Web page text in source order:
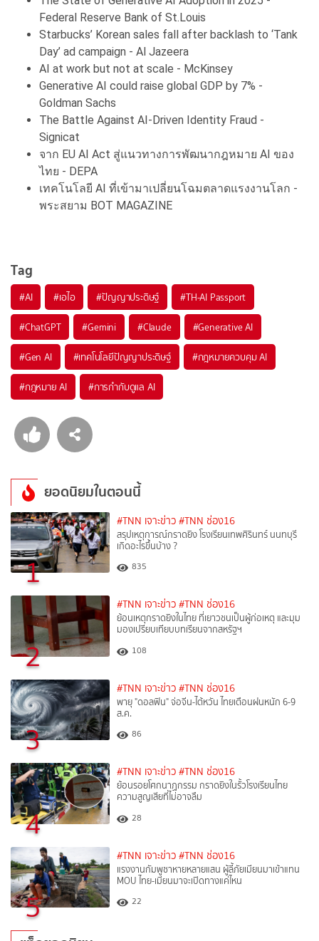
Federal Reserve Bank of St.Louis
Starbucks’ Korean sales fall after backlash to ‘Tank
Day’ ad campaign - Al Jazeera
AI at work but not at scale - McKinsey
Generative AI could raise global GDP by 7% -
Goldman Sachs
The Battle Against AI-Driven Identity Fraud -
Signicat
จาก EU AI Act สู่แนวทางการพัฒนากฎหมาย AI ของ
ไทย - DEPA
เทคโนโลยี AI ที่เข้ามาเปลี่ยนโฉมตลาดแรงงานโลก -
พระสยาม BOT MAGAZINE
Tag
#AI #เอไอ #ปัญญาประดิษฐ์ #TH-AI Passport
#ChatGPT #Gemini #Claude #Generative AI
#Gen AI #เทคโนโลยีปัญญาประดิษฐ์ #กฎหมายควบคุม AI
#กฎหมาย AI #การกำกับดูแล AI
ยอดนิยมในตอนนี้
1
#TNN เจาะข่าว #TNN ช่อง16
สรุปเหตุการณ์กราดยิง โรงเรียนเทพศิรินทร์ นนทบุรี
เกิดอะไรขึ้นบ้าง ?
835
2
#TNN เจาะข่าว #TNN ช่อง16
ย้อนเหตุกราดยิงในไทย ที่เยาวชนเป็นผู้ก่อเหตุ และมุม
มองเปรียบเทียบบทเรียนจากสหรัฐฯ
108
3
#TNN เจาะข่าว #TNN ช่อง16
พายุ "ดอลฟิน" จ่อจีน-ไต้หวัน ไทยเตือนฝนหนัก 6-9
ส.ค.
86
4
#TNN เจาะข่าว #TNN ช่อง16
ย้อนรอยโศกนาฏกรรม กราดยิงในรั้วโรงเรียนไทย
ความสูญเสียที่ไม่อาจลืม
28
5
#TNN เจาะข่าว #TNN ช่อง16
แรงงานกัมพูชาหายหลายแสน ผู้ลี้ภัยเมียนมาเข้าแทน
MOU ไทย-เมียนมาจะเปิดทางแค่ไหน
22